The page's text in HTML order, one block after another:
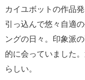
カイユボットの作品
引っ込んで悠々自適
ングの日々。印象派
的に会っていました
らしい。